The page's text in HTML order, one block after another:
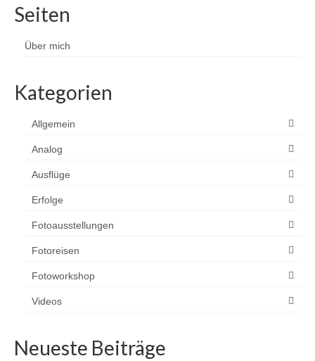
Seiten
Über mich
Kategorien
Allgemein
Analog
Ausflüge
Erfolge
Fotoausstellungen
Fotoreisen
Fotoworkshop
Videos
Neueste Beiträge